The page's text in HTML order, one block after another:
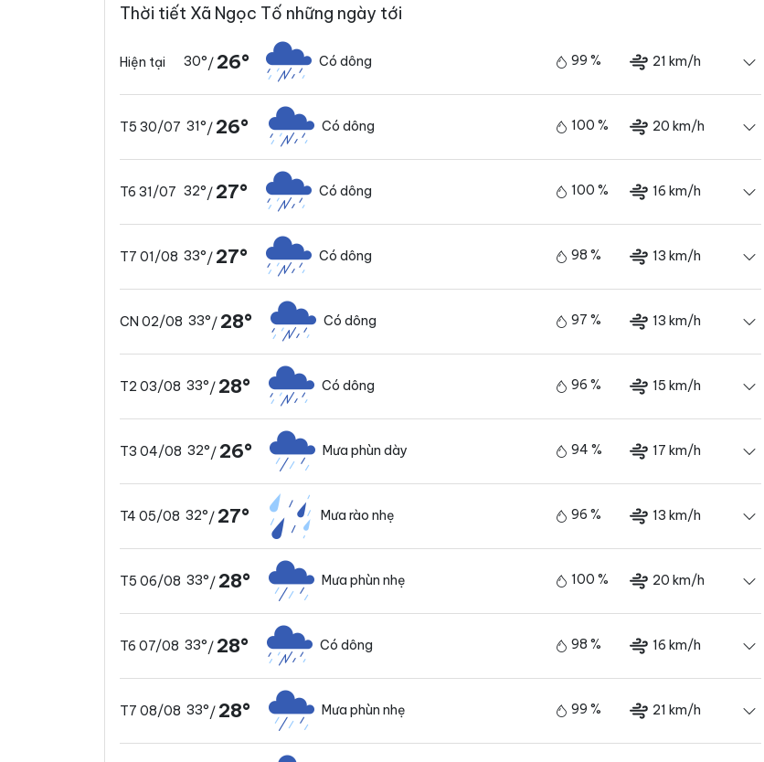
Thời tiết Xã Ngọc Tố những ngày tới
Hiện tại 30°/ 26° Có dông 99 % 21 km/h
T5 30/07 31°/ 26° Có dông 100 % 20 km/h
T6 31/07 32°/ 27° Có dông 100 % 16 km/h
T7 01/08 33°/ 27° Có dông 98 % 13 km/h
CN 02/08 33°/ 28° Có dông 97 % 13 km/h
T2 03/08 33°/ 28° Có dông 96 % 15 km/h
T3 04/08 32°/ 26° Mưa phùn dày 94 % 17 km/h
T4 05/08 32°/ 27° Mưa rào nhẹ 96 % 13 km/h
T5 06/08 33°/ 28° Mưa phùn nhẹ 100 % 20 km/h
T6 07/08 33°/ 28° Có dông 98 % 16 km/h
T7 08/08 33°/ 28° Mưa phùn nhẹ 99 % 21 km/h